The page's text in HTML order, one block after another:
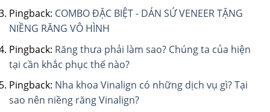
Pingback: COMBO ĐẶC BIỆT - DÁN SỨ VENEER TẶNG
NIỀNG RĂNG VÔ HÌNH
Pingback: Răng thưa phải làm sao? Chúng ta của hiện
tại cần khắc phục thế nào?
Pingback: Nha khoa Vinalign có những dịch vụ gì? Tại
sao nên niềng răng Vinalign?